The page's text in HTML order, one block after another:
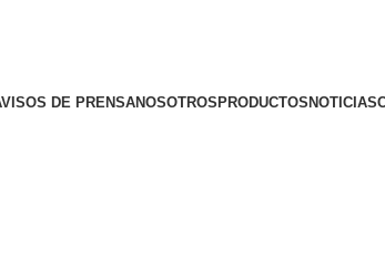
DE PRENSANOSOTROS PRODUCTOS NOTICIAS